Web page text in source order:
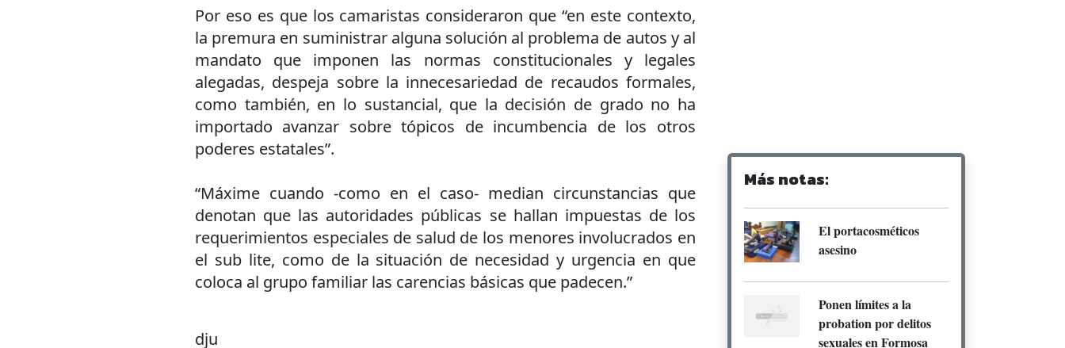
Por eso es que los camaristas consideraron que “en este contexto,
la premura en suministrar alguna solución al problema de autos y al
mandato que imponen las normas constitucionales y legales
alegadas, despeja sobre la innecesariedad de recaudos formales,
como también, en lo sustancial, que la decisión de grado no ha
importado avanzar sobre tópicos de incumbencia de los otros
poderes estatales”.
“Máxime cuando -como en el caso- median circunstancias que
denotan que las autoridades públicas se hallan impuestas de los
requerimientos especiales de salud de los menores involucrados en
el sub lite, como de la situación de necesidad y urgencia en que
coloca al grupo familiar las carencias básicas que padecen.”
dju
Más notas:
El portacosméticos
asesino
Ponen límites a la
probation por delitos
sexuales en Formosa